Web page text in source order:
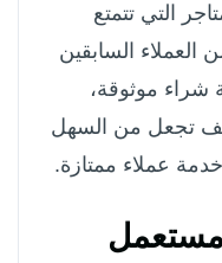
التي تتمتع
العملاء السابقين
شراء موثوقة،
تجعل من السهل
عملاء ممتازة.